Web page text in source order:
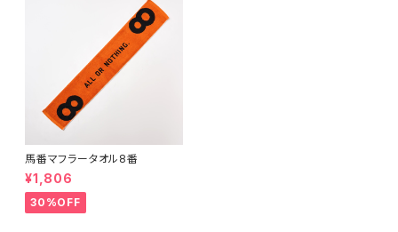
馬番マフラータオル8番
¥1,806
30%OFF